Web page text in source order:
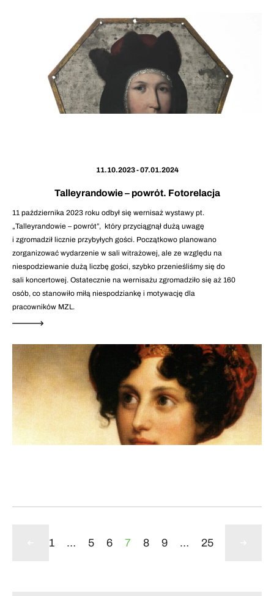
11.10.2023 - 07.01.2024
Talleyrandowie – powrót. Fotorelacja
11 października 2023 roku odbył się wernisaż wystawy pt.
„Talleyrandowie – powrót”, który przyciągnął dużą uwagę
i zgromadził licznie przybyłych gości. Początkowo planowano
zorganizować wydarzenie w sali witrażowej, ale ze względu na
niespodziewanie dużą liczbę gości, szybko przenieśliśmy się do
sali koncertowej. Ostatecznie na wernisażu zgromadziło się aż 160
osób, co stanowiło miłą niespodziankę i motywację dla
pracowników MZL.
1 … 5 6 7 8 9 … 25